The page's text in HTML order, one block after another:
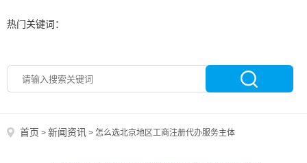
热门关键词：
首页 > 新闻资讯 > 怎么选北京地区工商注册代办服务主体